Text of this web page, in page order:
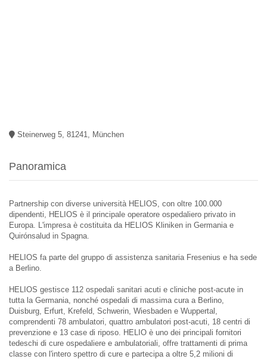
Steinerweg 5, 81241, München
Panoramica
Partnership con diverse università HELIOS, con oltre 100.000
dipendenti, HELIOS è il principale operatore ospedaliero privato in
Europa. L'impresa è costituita da HELIOS Kliniken in Germania e
Quirónsalud in Spagna.
HELIOS fa parte del gruppo di assistenza sanitaria Fresenius e ha sede
a Berlino.
HELIOS gestisce 112 ospedali sanitari acuti e cliniche post-acute in
tutta la Germania, nonché ospedali di massima cura a Berlino,
Duisburg, Erfurt, Krefeld, Schwerin, Wiesbaden e Wuppertal,
comprendenti 78 ambulatori, quattro ambulatori post-acuti, 18 centri di
prevenzione e 13 case di riposo. HELIO è uno dei principali fornitori
tedeschi di cure ospedaliere e ambulatoriali, offre trattamenti di prima
classe con l'intero spettro di cure e partecipa a oltre 5,2 milioni di